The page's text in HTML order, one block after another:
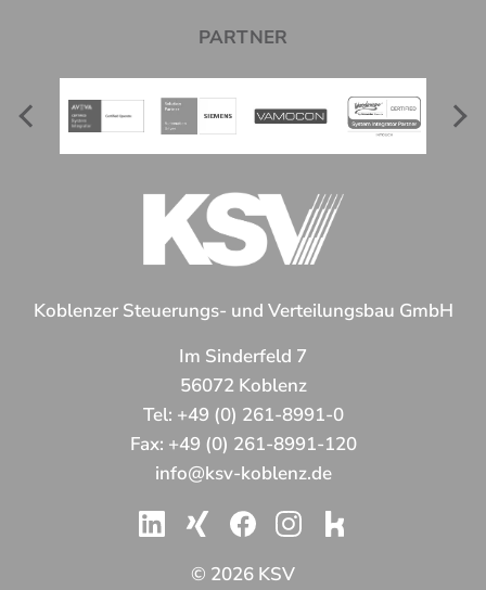
PARTNER
Koblenzer Steuerungs- und Verteilungsbau GmbH
Im Sinderfeld 7
56072 Koblenz
Tel: +49 (0) 261-8991-0
Fax: +49 (0) 261-8991-120
info@ksv-koblenz.de
© 2026 KSV